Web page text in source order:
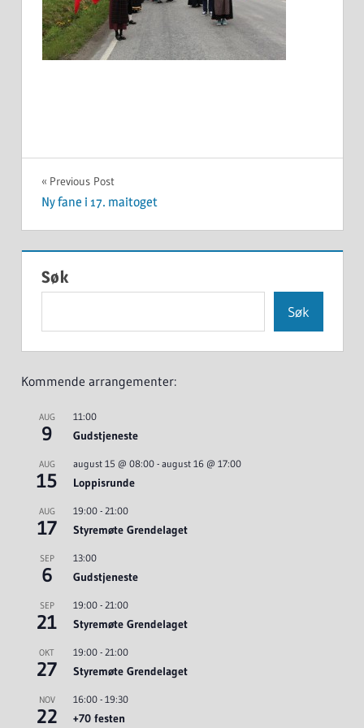
Innleggsnavigasjon
Previous Post
Ny fane i 17. maitoget
Søk
Søk
Kommende arrangementer:
AUG
9
11:00
Gudstjeneste
AUG
15
august 15 @ 08:00- august 16 @ 17:00
Loppisrunde
AUG
17
19:00- 21:00
Styremøte Grendelaget
SEP
6
13:00
Gudstjeneste
SEP
21
19:00- 21:00
Styremøte Grendelaget
OKT
27
19:00- 21:00
Styremøte Grendelaget
NOV
22
16:00- 19:30
+70 festen